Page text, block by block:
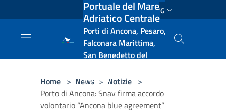
Salta al contenuto principale ENG
Portuale del Mare
Adriatico Centrale
Porti di Ancona, Pesaro,
Falconara Marittima,
San Benedetto del
e Vasto
Home > News > Notizie >
Porto di Ancona: Snav firma accordo
volontario “Ancona blue agreement”